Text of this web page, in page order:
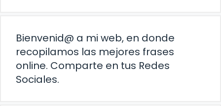
Bienvenid@ a mi web, en donde
recopilamos las mejores frases
online. Comparte en tus Redes
Sociales.